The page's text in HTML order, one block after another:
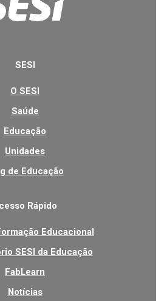
SESI
O SESI
Saúde
Educação
Unidades
de Educação
Rápido
Educacional
SESI da Educação
FabLearn
Notícias